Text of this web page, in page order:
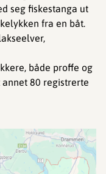
seg fiskestanga ut
fra en båt.
både proffe og
80 registrerte